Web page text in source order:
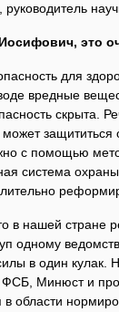
руководитель
это
для
вредные
скрыта.
с помощью
система
в нашей стране
одному
в один кулак.
Минюст и
в области